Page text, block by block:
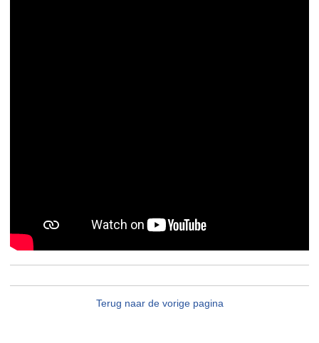
Terug naar de vorige pagina